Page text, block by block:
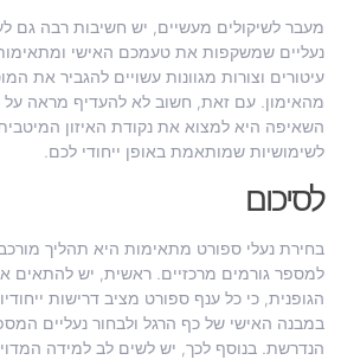
מעבר לשיקולים מעשיים, יש חשיבות רבה גם
נעליים שמשקפות את טעמכם האישי ומתאימות
עיטורים וצורות מגוונות עשויים להגביר את
מהאימון. עם זאת, חשוב לא להעדיף מראה על
השאיפה היא למצוא את נקודת האיזון
לשימושיות שמותאמת באופן ייחודי לכם.
לסיכום
בחירת נעלי ספורט מתאימות היא תהליך
למספר גורמים מרכזיים. ראשית, יש להתאים
הגופנית, כי כל ענף ספורט מציב דרישות
במבנה האישי של כף הרגל ולבחור נעליים
הנדרשת. בנוסף לכך, יש לשים לב למידה